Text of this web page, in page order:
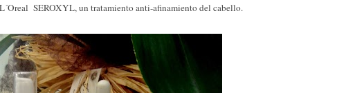
SEROXYL, un tratamiento anti-afinamiento del cabello.